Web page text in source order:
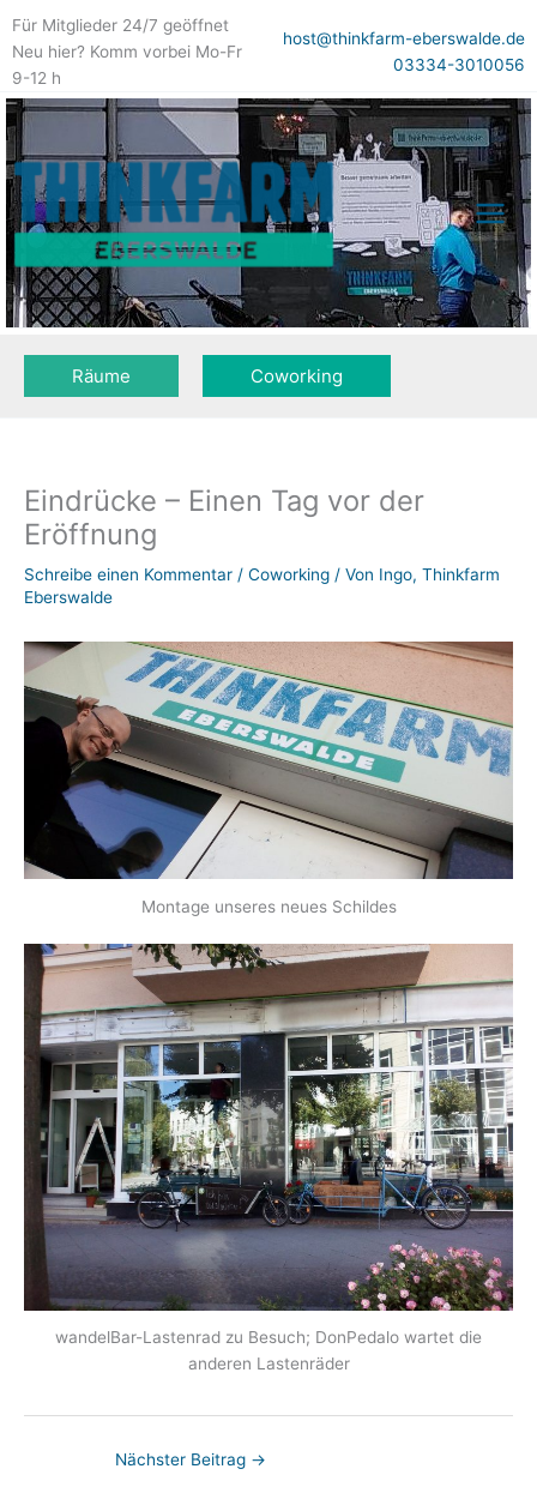
Für Mitglieder 24/7 geöffnet
Neu hier? Komm vorbei Mo-Fr
9-12 h
host@thinkfarm-eberswalde.de
03334-3010056
Räume Coworking
Eindrücke – Einen Tag vor der
Eröffnung
Schreibe einen Kommentar / Coworking / Von Ingo, Thinkfarm
Eberswalde
Montage unseres neues Schildes
wandelBar-Lastenrad zu Besuch; DonPedalo wartet die
anderen Lastenräder
Nächster Beitrag →